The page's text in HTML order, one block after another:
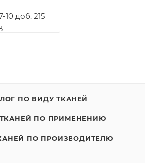
10 доб. 215
ПО ВИДУ ТКАНЕЙ
ТКАНЕЙ ПО ПРИМЕНЕНИЮ
ПО ПРОИЗВОДИТЕЛЮ